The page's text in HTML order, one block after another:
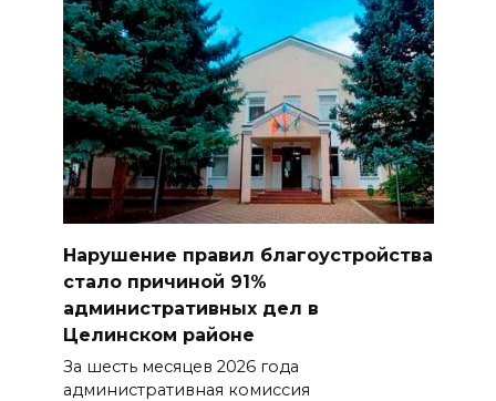
Нарушение правил благоустройства
стало причиной 91%
административных дел в
Целинском районе
За шесть месяцев 2026 года
административная комиссия